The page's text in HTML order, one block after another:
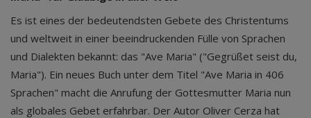
Es ist eines der bedeutendsten Gebete des Christentums
und weltweit in einer beeindruckenden Fülle von Sprachen
und Dialekten bekannt: das "Ave Maria" ("Gegrüßet seist du,
Maria"). Ein neues Buch unter dem Titel "Ave Maria in 406
Sprachen" macht die Anrufung der Gottesmutter Maria nun
als globales Gebet erfahrbar. Der Autor Oliver Cerza hat